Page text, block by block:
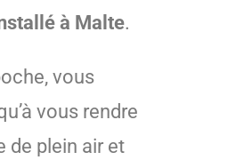
à Malte.
vous
vous rendre
de plein air et